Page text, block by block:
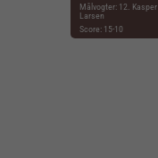
Målvogter: 12. Kasper
Larsen
Score: 15-10